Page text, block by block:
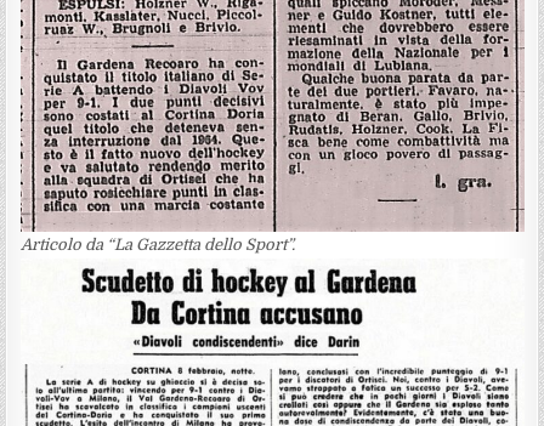
Articolo da “La Gazzetta dello Sport”.